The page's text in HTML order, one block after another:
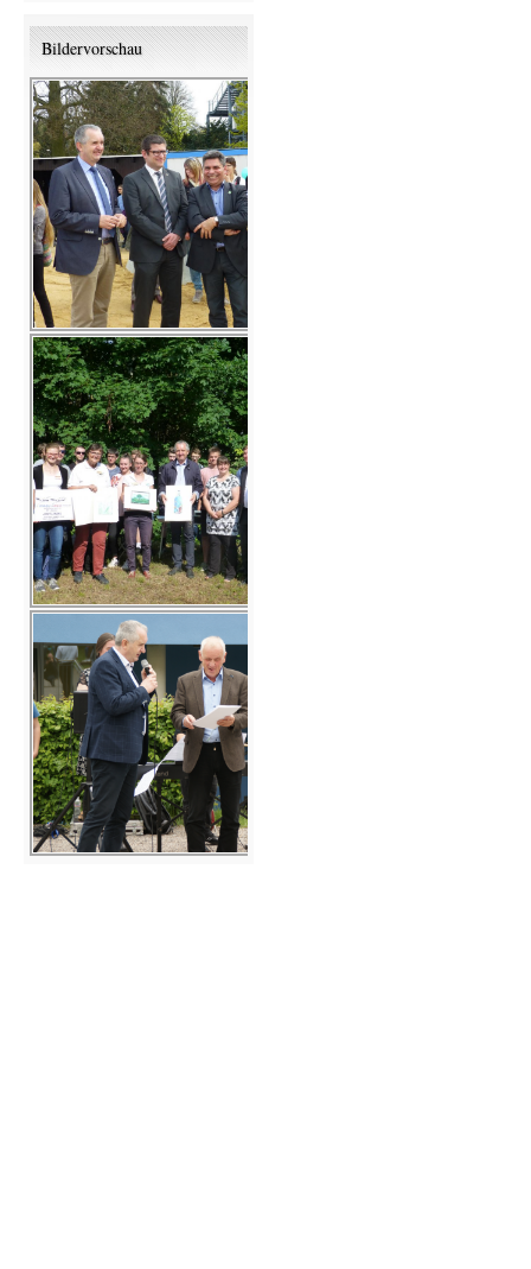
Bildervorschau